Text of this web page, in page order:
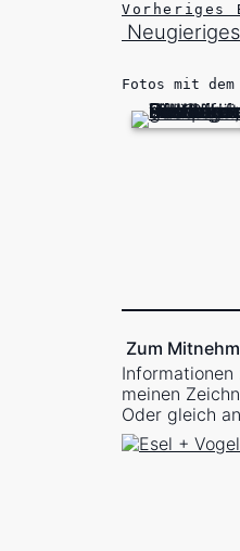
Vorheriges
Fotos mit
Zum
meinen
Oder gleich